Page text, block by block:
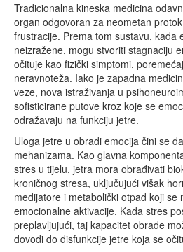
Tradicionalna kineska medicina
organ odgovoran za neometan
frustracije. Prema tom sustavu, kada
neizražene, mogu stvoriti stagnaciju
očituje kao fizički simptomi,
neravnoteža. Iako je zapadna
veze, nova istraživanja u
sofisticirane putove kroz koje se
odražavaju na funkciju jetre.
Uloga jetre u obradi emocija čini se
mehanizama. Kao glavna
stres u tijelu, jetra mora obrađivati
kroničnog stresa, uključujući višak
medijatore i metabolički otpad koji se
emocionalne aktivacije. Kada stres
preplavljujući, taj kapacitet obrade
dovodi do disfunkcije jetre koja se